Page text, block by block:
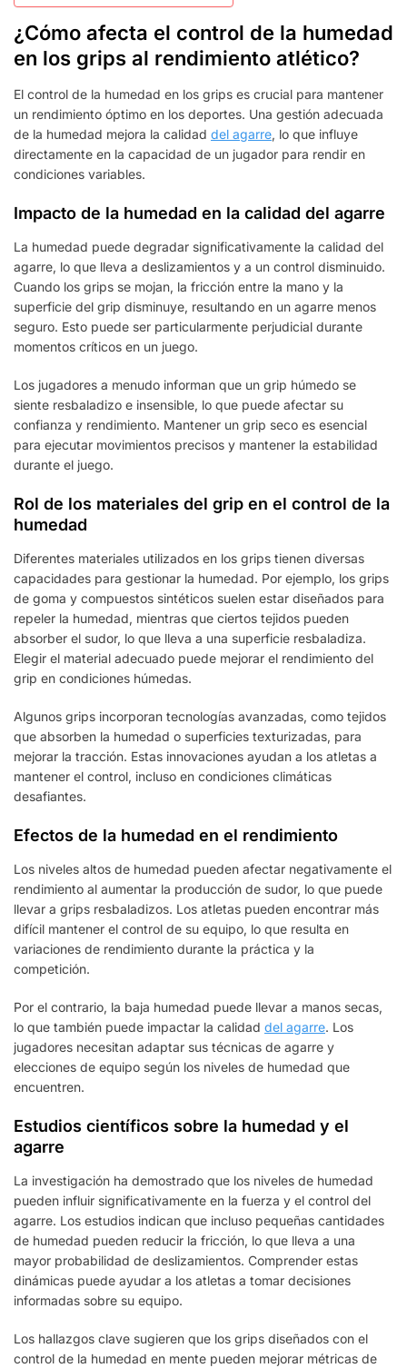
¿Cómo afecta el control de la humedad
en los grips al rendimiento atlético?
El control de la humedad en los grips es crucial para mantener
un rendimiento óptimo en los deportes. Una gestión adecuada
de la humedad mejora la calidad del agarre, lo que influye
directamente en la capacidad de un jugador para rendir en
condiciones variables.
Impacto de la humedad en la calidad del agarre
La humedad puede degradar significativamente la calidad del
agarre, lo que lleva a deslizamientos y a un control disminuido.
Cuando los grips se mojan, la fricción entre la mano y la
superficie del grip disminuye, resultando en un agarre menos
seguro. Esto puede ser particularmente perjudicial durante
momentos críticos en un juego.
Los jugadores a menudo informan que un grip húmedo se
siente resbaladizo e insensible, lo que puede afectar su
confianza y rendimiento. Mantener un grip seco es esencial
para ejecutar movimientos precisos y mantener la estabilidad
durante el juego.
Rol de los materiales del grip en el control de la
humedad
Diferentes materiales utilizados en los grips tienen diversas
capacidades para gestionar la humedad. Por ejemplo, los grips
de goma y compuestos sintéticos suelen estar diseñados para
repeler la humedad, mientras que ciertos tejidos pueden
absorber el sudor, lo que lleva a una superficie resbaladiza.
Elegir el material adecuado puede mejorar el rendimiento del
grip en condiciones húmedas.
Algunos grips incorporan tecnologías avanzadas, como tejidos
que absorben la humedad o superficies texturizadas, para
mejorar la tracción. Estas innovaciones ayudan a los atletas a
mantener el control, incluso en condiciones climáticas
desafiantes.
Efectos de la humedad en el rendimiento
Los niveles altos de humedad pueden afectar negativamente el
rendimiento al aumentar la producción de sudor, lo que puede
llevar a grips resbaladizos. Los atletas pueden encontrar más
difícil mantener el control de su equipo, lo que resulta en
variaciones de rendimiento durante la práctica y la
competición.
Por el contrario, la baja humedad puede llevar a manos secas,
lo que también puede impactar la calidad del agarre. Los
jugadores necesitan adaptar sus técnicas de agarre y
elecciones de equipo según los niveles de humedad que
encuentren.
Estudios científicos sobre la humedad y el
agarre
La investigación ha demostrado que los niveles de humedad
pueden influir significativamente en la fuerza y el control del
agarre. Los estudios indican que incluso pequeñas cantidades
de humedad pueden reducir la fricción, lo que lleva a una
mayor probabilidad de deslizamientos. Comprender estas
dinámicas puede ayudar a los atletas a tomar decisiones
informadas sobre su equipo.
Los hallazgos clave sugieren que los grips diseñados con el
control de la humedad en mente pueden mejorar métricas de